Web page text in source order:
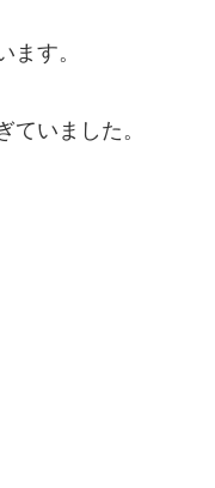
す。
いました。